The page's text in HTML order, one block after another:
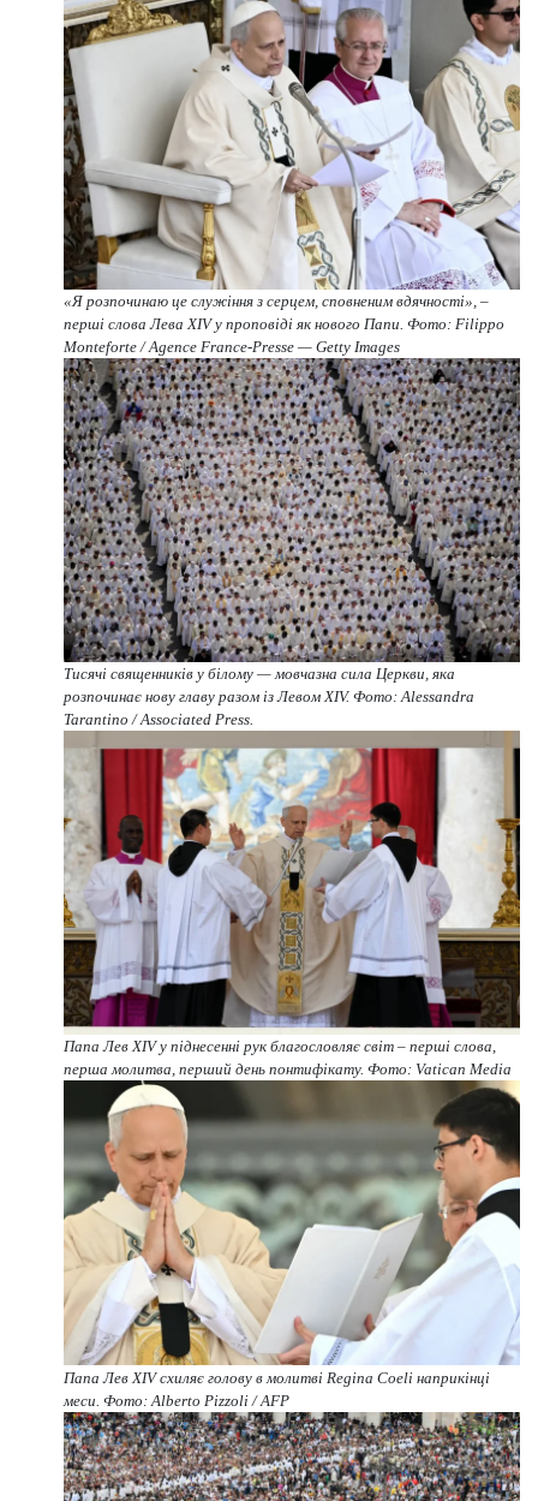
«Я розпочинаю це служіння з серцем, сповненим вдячності», –
перші слова Лева XIV у проповіді як нового Папи. Фото: Filippo
Monteforte / Agence France-Presse — Getty Images
Тисячі священників у білому — мовчазна сила Церкви, яка
розпочинає нову главу разом із Левом XIV. Фото: Alessandra
Tarantino / Associated Press.
Папа Лев XIV у піднесенні рук благословляє світ – перші слова,
перша молитва, перший день понтифікату. Фото: Vatican Media
Папа Лев XIV схиляє голову в молитві Regina Coeli наприкінці
меси. Фото: Alberto Pizzoli / AFP